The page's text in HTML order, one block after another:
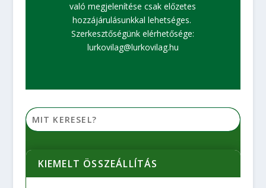
való megjelenítése csak előzetes
hozzájárulásunkkal lehetséges.
Szerkesztőségünk elérhetősége:
lurkovilag@lurkovilag.hu
KIEMELT ÖSSZEÁLLÍTÁS